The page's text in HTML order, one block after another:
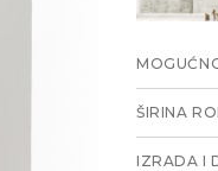
ŠIRINA
IZRADA I